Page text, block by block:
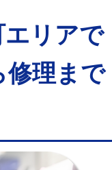
エリアで
修理まで